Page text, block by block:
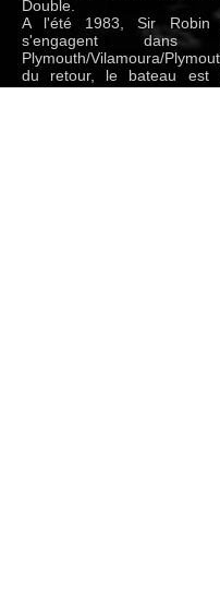
Double.
A l'été 1983, Sir Robin
s'engagent dans
Plymouth/Vilamoura/
du retour, le bateau est
cargo, qui poursuivra sa